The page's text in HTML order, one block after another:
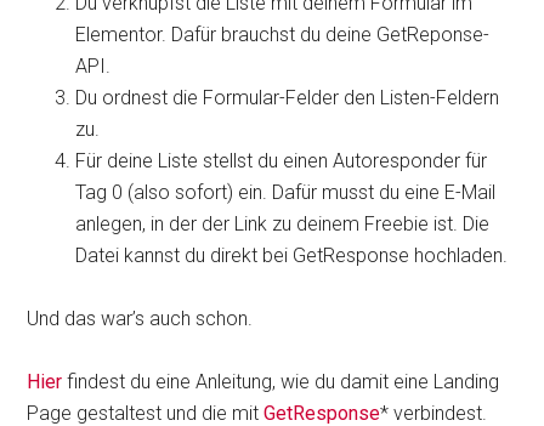
Elementor. Dafür brauchst du deine GetReponse-
API.
Du ordnest die Formular-Felder den Listen-Feldern
zu.
Für deine Liste stellst du einen Autoresponder für
Tag 0 (also sofort) ein. Dafür musst du eine E-Mail
anlegen, in der der Link zu deinem Freebie ist. Die
Datei kannst du direkt bei GetResponse hochladen.
Und das war’s auch schon.
Hier findest du eine Anleitung, wie du damit eine Landing
Page gestaltest und die mitGetResponse* verbindest.